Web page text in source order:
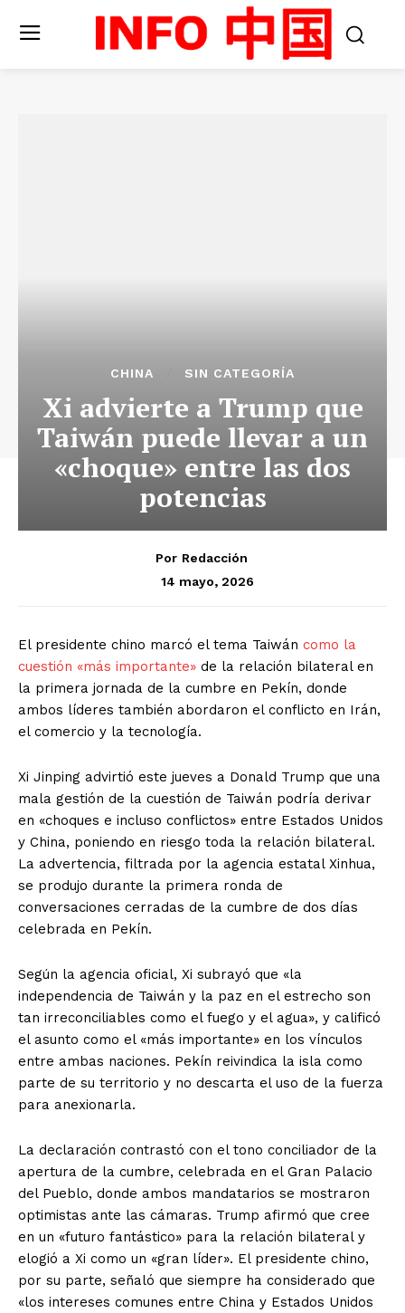
CHINA SIN CATEGORÍA
Xi advierte a Trump que
Taiwán puede llevar a un
«choque» entre las dos
potencias
Por Redacción
14 mayo, 2026
El presidente chino marcó el tema Taiwán como la
cuestión «más importante» de la relación bilateral en
la primera jornada de la cumbre en Pekín, donde
ambos líderes también abordaron el conflicto en Irán,
el comercio y la tecnología.
Xi Jinping advirtió este jueves a Donald Trump que una
mala gestión de la cuestión de Taiwán podría derivar
en «choques e incluso conflictos» entre Estados Unidos
y China, poniendo en riesgo toda la relación bilateral.
La advertencia, filtrada por la agencia estatal Xinhua,
se produjo durante la primera ronda de
conversaciones cerradas de la cumbre de dos días
celebrada en Pekín.
Según la agencia oficial, Xi subrayó que «la
independencia de Taiwán y la paz en el estrecho son
tan irreconciliables como el fuego y el agua», y calificó
el asunto como el «más importante» en los vínculos
entre ambas naciones. Pekín reivindica la isla como
parte de su territorio y no descarta el uso de la fuerza
para anexionarla.
La declaración contrastó con el tono conciliador de la
apertura de la cumbre, celebrada en el Gran Palacio
del Pueblo, donde ambos mandatarios se mostraron
optimistas ante las cámaras. Trump afirmó que cree
en un «futuro fantástico» para la relación bilateral y
elogió a Xi como un «gran líder». El presidente chino,
por su parte, señaló que siempre ha considerado que
«los intereses comunes entre China y Estados Unidos